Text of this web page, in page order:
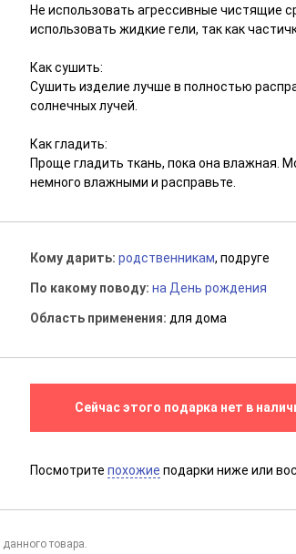
Не использовать агрессивные чистящие
использовать жидкие гели, так как
Как сушить:
Сушить изделие лучше в полностью
солнечных лучей.
Как гладить:
Проще гладить ткань, пока она влажная.
немного влажными и расправьте.
Кому дарить:родственникам, подруге
По какому поводу:на День рождения
Область применения:для дома
Сейчас этого подарка нет в
Посмотритепохожие подарки ниже или
данного товара.